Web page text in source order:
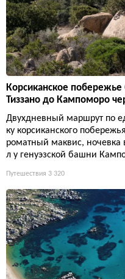
Корсиканское
Тиззано до Кампоморо
Двухдневный маршрут по
ку корсиканского
роматный маквис,
л у генуэзской башни
Путешествия 3 320